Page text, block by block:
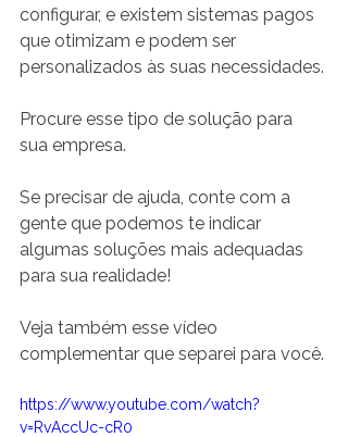
configurar, e existem sistemas pagos
que otimizam e podem ser
personalizados às suas necessidades.
Procure esse tipo de solução para
sua empresa.
Se precisar de ajuda, conte com a
gente que podemos te indicar
algumas soluções mais adequadas
para sua realidade!
Veja também esse vídeo
complementar que separei para você.
https://www.youtube.com/watch?
v=RvAccUc-cR0